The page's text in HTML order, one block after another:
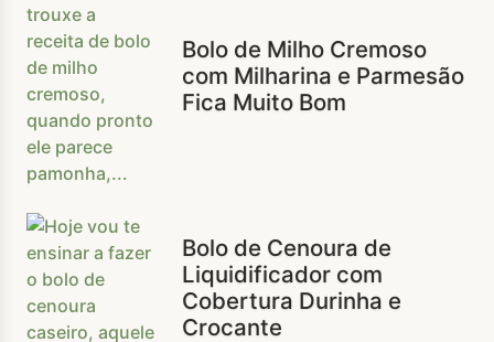
Bolo de Milho Cremoso
com Milharina e Parmesão
Fica Muito Bom
Bolo de Cenoura de
Liquidificador com
Cobertura Durinha e
Crocante